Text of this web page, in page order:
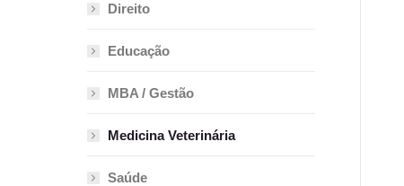
Direito
Educação
MBA / Gestão
Medicina Veterinária
Saúde